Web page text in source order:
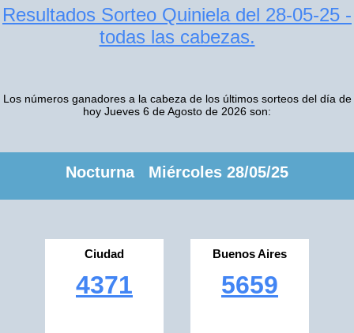
Resultados Sorteo Quiniela del 28-05-25 -
todas las cabezas.
Los números ganadores a la cabeza de los últimos sorteos del día de
hoy Jueves 6 de Agosto de 2026 son:
Nocturna Miércoles 28/05/25
Ciudad
4371
Buenos Aires
5659